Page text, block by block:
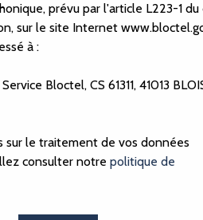
CAMPAGNE
€ HAI
en-Santerre 80800
prévu par l'article L223-1 du
sur le site Internet
à :
Bloctel, CS 61311, 41013
sur le traitement de vos données
consulter notre politique de